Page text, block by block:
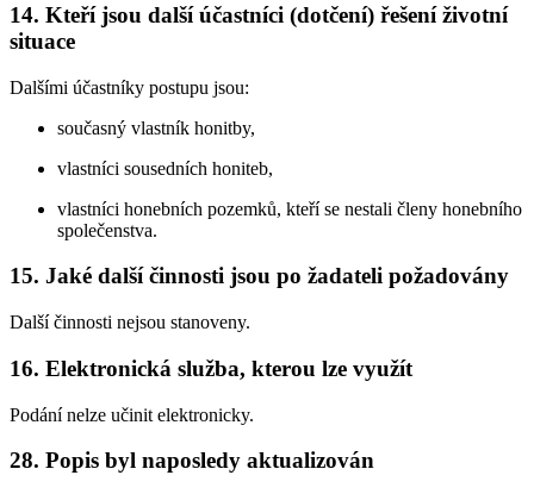
14. Kteří jsou další účastníci (dotčení) řešení životní
situace
Dalšími účastníky postupu jsou:
současný vlastník honitby,
vlastníci sousedních honiteb,
vlastníci honebních pozemků, kteří se nestali členy honebního
společenstva.
15. Jaké další činnosti jsou po žadateli požadovány
Další činnosti nejsou stanoveny.
16. Elektronická služba, kterou lze využít
Podání nelze učinit elektronicky.
28. Popis byl naposledy aktualizován